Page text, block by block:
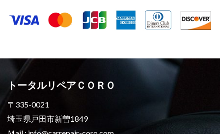
トータルリペアＣＯＲＯ
〒335-0021
埼玉県戸田市新曽1849